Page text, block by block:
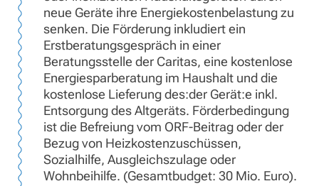
neue Geräte ihre Energiekostenbelastung zu
senken. Die Förderung inkludiert ein
Erstberatungsgespräch in einer
Beratungsstelle der Caritas, eine kostenlose
Energiesparberatung im Haushalt und die
kostenlose Lieferung des:der Gerät:e inkl.
Entsorgung des Altgeräts. Förderbedingung
ist die Befreiung vom ORF-Beitrag oder der
Bezug von Heizkostenzuschüssen,
Sozialhilfe, Ausgleichszulage oder
Wohnbeihilfe. (Gesamtbudget: 30 Mio. Euro).